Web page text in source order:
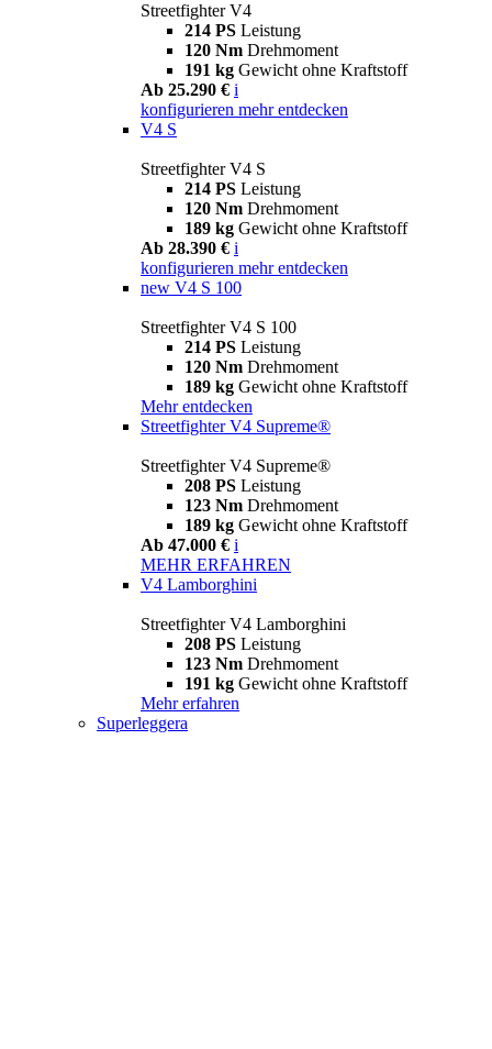
Streetfighter V4
214 PS Leistung
120 Nm Drehmoment
191 kg Gewicht ohne Kraftstoff
Ab 25.290 € i
konfigurieren mehr entdecken
V4 S
Streetfighter V4 S
214 PS Leistung
120 Nm Drehmoment
189 kg Gewicht ohne Kraftstoff
Ab 28.390 € i
konfigurieren mehr entdecken
new V4 S 100
Streetfighter V4 S 100
214 PS Leistung
120 Nm Drehmoment
189 kg Gewicht ohne Kraftstoff
Mehr entdecken
Streetfighter V4 Supreme®
Streetfighter V4 Supreme®
208 PS Leistung
123 Nm Drehmoment
189 kg Gewicht ohne Kraftstoff
Ab 47.000 € i
MEHR ERFAHREN
V4 Lamborghini
Streetfighter V4 Lamborghini
208 PS Leistung
123 Nm Drehmoment
191 kg Gewicht ohne Kraftstoff
Mehr erfahren
Superleggera